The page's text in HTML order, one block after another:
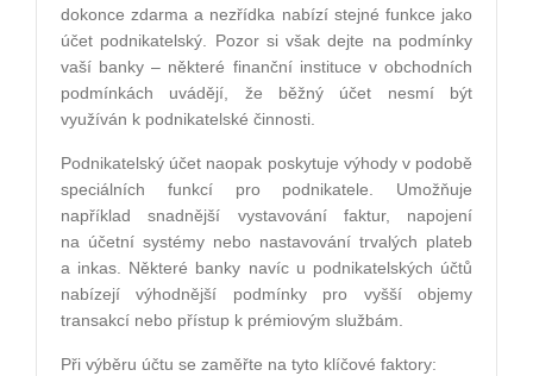
dokonce zdarma a nezřídka nabízí stejné funkce jako
účet podnikatelský. Pozor si však dejte na podmínky
vaší banky – některé finanční instituce v obchodních
podmínkách uvádějí, že běžný účet nesmí být
využíván k podnikatelské činnosti.
Podnikatelský účet naopak poskytuje výhody v podobě
speciálních funkcí pro podnikatele. Umožňuje
například snadnější vystavování faktur, napojení
na účetní systémy nebo nastavování trvalých plateb
a inkas. Některé banky navíc u podnikatelských účtů
nabízejí výhodnější podmínky pro vyšší objemy
transakcí nebo přístup k prémiovým službám.
Při výběru účtu se zaměřte na tyto klíčové faktory: